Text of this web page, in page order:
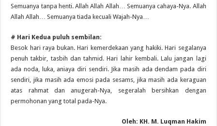
Semuanya tanpa henti. Allah Allah Allah… Semuanya cahaya-Nya. Allah
Allah Allah… Semuanya tiada kecuali Wajah-Nya…
# Hari Kedua puluh sembilan:
Besok hari raya bukan. Hari kemerdekaan yang hakiki. Hari segalanya
penuh takbir, tasbih dan tahmid. Hari lahir kembali. Lalu jangan lagi
ada noda, luka, aniaya diri sendiri. Jika masih ada dendam pada diri
sendiri, jika masih ada emosi pada sesams, jika masih ada keraguan
atas rahmat dan anugerah-Nya, segeralah bersihkan dengan
permohonan yang total pada-Nya.
Oleh: KH. M. Luqman Hakim